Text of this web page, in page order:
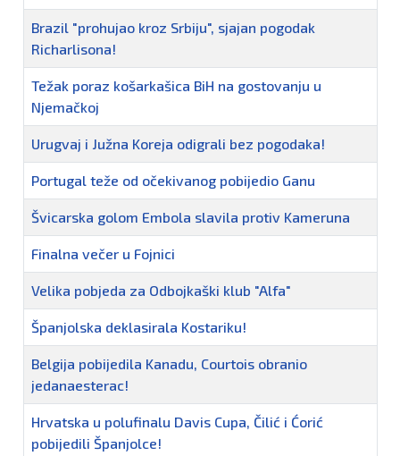
Brazil "prohujao kroz Srbiju", sjajan pogodak
Richarlisona!
Težak poraz košarkašica BiH na gostovanju u
Njemačkoj
Urugvaj i Južna Koreja odigrali bez pogodaka!
Portugal teže od očekivanog pobijedio Ganu
Švicarska golom Embola slavila protiv Kameruna
Finalna večer u Fojnici
Velika pobjeda za Odbojkaški klub "Alfa"
Španjolska deklasirala Kostariku!
Belgija pobijedila Kanadu, Courtois obranio
jedanaesterac!
Hrvatska u polufinalu Davis Cupa, Čilić i Ćorić
pobijedili Španjolce!